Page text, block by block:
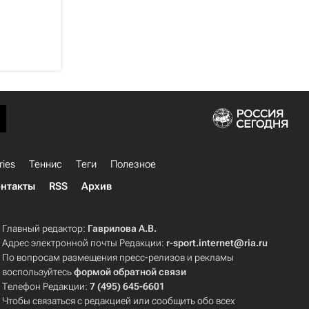
Теннис Теги
Полезное
RSS Архив
Главный редактор: Гаврилова А.В.
Адрес электронной почты Редакции: r-sport.internet@ria.ru
По вопросам размещения пресс-релизов и рекламы
воспользуйтесьформой обратной связи
Телефон Редакции:7 (495) 645-6601
Чтобы связаться с редакцией или сообщить обо всех